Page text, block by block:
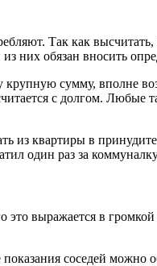
Так как
них обязан вносить
сумму, вполне
с долгом. Любые
из квартиры в
один раз за
выражается в
соседей можно